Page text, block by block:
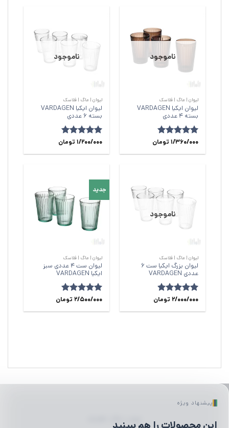
ناموجود
لیوان | ماگ | فلاسک
لیوان ایکیا VARDAGEN
بسته 4 عددی
امتیاز5از1/360/000 تومان
ناموجود
لیوان | ماگ | فلاسک
لیوان ایکیا VARDAGEN
بسته 6 عددی
امتیاز5 از 1/200/000 تومان
ناموجود
لیوان | ماگ | فلاسک
لیوان بزرگ ایکیا ست 6
عددی VARDAGEN
امتیاز4.842/000/000 تومان
جدید
لیوان | ماگ | فلاسک
لیوان ست 4 عددی سبز
ایکیا VARDAGEN
امتیاز5از2/500/000 تومان
پیشنهاد ویژه
این محصولات را هم ببینید